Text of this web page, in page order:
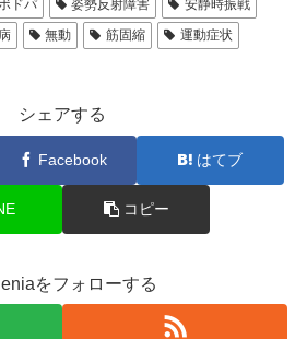
ドパ 姿勢反射障害
安静時振戦
無動 筋固縮
運動症状
シェアする
Facebook はてブ
コピー
をフォローする